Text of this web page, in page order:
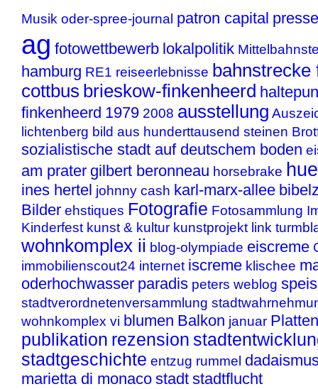
Musik oder-spree-journal patron capital
ag fotowettbewerb lokalpolitik
hamburg RE1 reiseerlebnisse bahnstrecke
cottbus brieskow-finkenheerd
finkenheerd 1979 2008 ausstellung
lichtenberg bild aus hunderttausend steinen
sozialistische stadt auf deutschem boden
am prater gilbert beronneau horsebrake
ines hertel johnny cash karl-marx-allee
Bilder ehstiques Fotografie Fotosammlung
Kinderfest kunst & kultur kunstprojekt link
wohnkomplex ii blog-olympiade eiscreme
immobilienscout24 internet iscreme klischee
oderhochwasser paradis peters weblog
stadtverordnetenversammlung
wohnkomplex vi blumen Balkon januar
publikation rezension
stadtgeschichte entzug rummel
marietta di monaco stadt stadtflucht